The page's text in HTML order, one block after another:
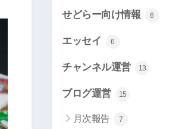
せどらー向け情報 6
エッセイ 6
チャンネル運営 13
ブログ運営 15
月次報告 7